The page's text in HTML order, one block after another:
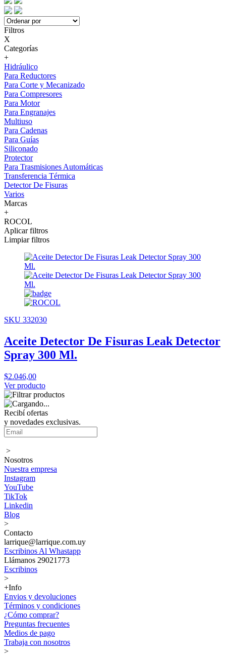
Filtros
X
Categorías
+
Hidráulico
Para Reductores
Para Corte y Mecanizado
Para Compresores
Para Motor
Para Engranajes
Multiuso
Para Cadenas
Para Guías
Siliconado
Protector
Para Trasmisiones Automáticas
Transferencia Térmica
Detector De Fisuras
Varios
Marcas
+
ROCOL
Aplicar filtros
Limpiar filtros
SKU 332030
Aceite Detector De Fisuras Leak Detector
Spray 300 Ml.
$2.046,00
Ver producto
Recibí ofertas
y novedades exclusivas.
>
Nosotros
Nuestra empresa
Instagram
YouTube
TikTok
Linkedin
Blog
>
Contacto
larrique@larrique.com.uy
Escribinos Al Whastapp
Llámanos 29021773
Escribinos
>
+Info
Envios y devoluciones
Términos y condiciones
¿Cómo comprar?
Preguntas frecuentes
Medios de pago
Trabaja con nosotros
>